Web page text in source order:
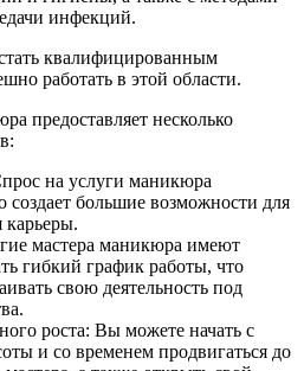
инфекций.
квалифицированным
работать в этой области.
предоставляет несколько
на услуги маникюра
создает большие возможности для
карьеры.
мастера маникюра имеют
гибкий график работы, что
свою деятельность под
роста: Вы можете начать с
и со временем продвигаться до